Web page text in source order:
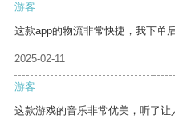
游客
这款app的物流非常快捷，我下单
2025-02-11
游客
这款游戏的音乐非常优美，听了让